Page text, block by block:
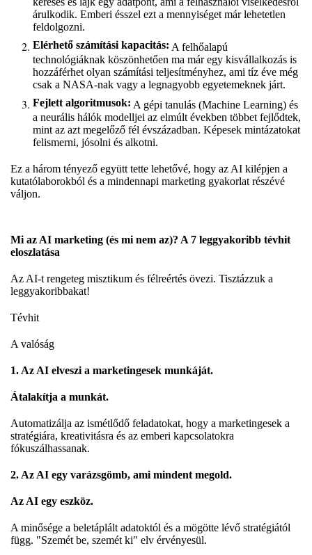
árulkodik. Emberi ésszel ezt a mennyiséget már lehetetlen
feldolgozni.
Elérhető számítási kapacitás: A felhőalapú
technológiáknak köszönhetően ma már egy kisvállalkozás is
hozzáférhet olyan számítási teljesítményhez, ami tíz éve még
csak a NASA-nak vagy a legnagyobb egyetemeknek járt.
Fejlett algoritmusok: A gépi tanulás (Machine Learning) és
a neurális hálók modelljei az elmúlt években többet fejlődtek,
mint az azt megelőző fél évszázadban. Képesek mintázatokat
felismerni, jósolni és alkotni.
Ez a három tényező együtt tette lehetővé, hogy az AI kilépjen a
kutatólaborokból és a mindennapi marketing gyakorlat részévé
váljon.
Mi az AI marketing (és mi nem az)? A 7 leggyakoribb tévhit
eloszlatása
Az AI-t rengeteg misztikum és félreértés övezi. Tisztázzuk a
leggyakoribbakat!
Tévhit
A valóság
1. Az AI elveszi a marketingesek munkáját.
Átalakítja a munkát.
Automatizálja az ismétlődő feladatokat, hogy a marketingesek a
stratégiára, kreativitásra és az emberi kapcsolatokra
fókuszálhassanak.
2. Az AI egy varázsgömb, ami mindent megold.
Az AI egy eszköz.
A minősége a beletáplált adatoktól és a mögötte lévő stratégiától
függ. "Szemét be, szemét ki" elv érvényesül.